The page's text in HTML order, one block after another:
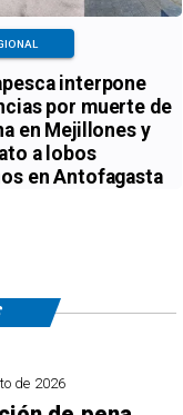
interpone
por muerte de
en Mejillones y
a lobos
en Antofagasta
de 2026